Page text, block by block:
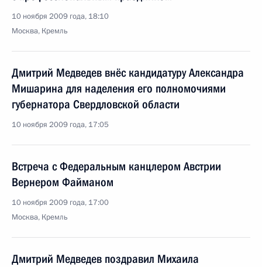
10 ноября 2009 года, 18:10
Москва, Кремль
Дмитрий Медведев внёс кандидатуру Александра
Мишарина для наделения его полномочиями
губернатора Свердловской области
10 ноября 2009 года, 17:05
Встреча с Федеральным канцлером Австрии
Вернером Файманом
10 ноября 2009 года, 17:00
Москва, Кремль
Дмитрий Медведев поздравил Михаила